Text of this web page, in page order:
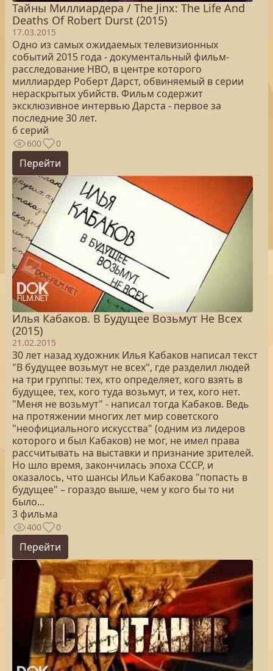
Тайны Миллиардера / The Jinx: The Life And
Deaths Of Robert Durst (2015)
17.03.2015
Одно из самых ожидаемых телевизионных
событий 2015 года - документальный фильм-
расследование НВО, в центре которого
миллиардер Роберт Дарст, обвиняемый в серии
нераскрытых убийств. Фильм содержит
эксклюзивное интервью Дарста - первое за
последние 30 лет.
6 серий
600 0
Перейти
Илья Кабаков. В Будущее Возьмут Не Всех
(2015)
21.02.2015
30 лет назад художник Илья Кабаков написал текст
"В будущее возьмут не всех", где разделил людей
на три группы: тех, кто определяет, кого взять в
будущее, тех, кого туда возьмут, и тех, кого нет.
"Меня не возьмут" - написал тогда Кабаков. Ведь
на протяжении многих лет мир советского
"неофициального искусства" (одним из лидеров
которого и был Кабаков) не мог, не имел права
рассчитывать на выставки и признание зрителей.
Но шло время, закончилась эпоха СССР, и
оказалось, что шансы Ильи Кабакова "попасть в
будущее" – гораздо выше, чем у кого бы то ни
было...
3 фильма
400 0
Перейти